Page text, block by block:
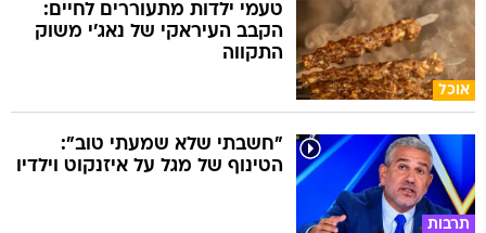
אוכל
טעמי ילדות מתעוררים לחיים:
הקבב העיראקי של נאג׳י משוק
התקווה
תרבות
"חשבתי שלא שמעתי טוב":
הטינוף של מגל על איזנקוט וילדיו